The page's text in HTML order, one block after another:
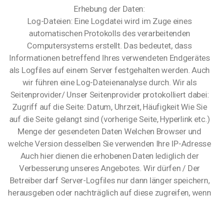
Erhebung der Daten:
Log-Dateien: Eine Logdatei wird im Zuge eines
automatischen Protokolls des verarbeitenden
Computersystems erstellt. Das bedeutet, dass
Informationen betreffend Ihres verwendeten Endgerätes
als Logfiles auf einem Server festgehalten werden. Auch
wir führen eine Log-Dateienanalyse durch. Wir als
Seitenprovider/ Unser Seitenprovider protokolliert dabei:
Zugriff auf die Seite: Datum, Uhrzeit, Häufigkeit Wie Sie
auf die Seite gelangt sind (vorherige Seite, Hyperlink etc.)
Menge der gesendeten Daten Welchen Browser und
welche Version desselben Sie verwenden Ihre IP-Adresse
Auch hier dienen die erhobenen Daten lediglich der
Verbesserung unseres Angebotes. Wir dürfen / Der
Betreiber darf Server-Logfiles nur dann länger speichern,
herausgeben oder nachträglich auf diese zugreifen, wenn